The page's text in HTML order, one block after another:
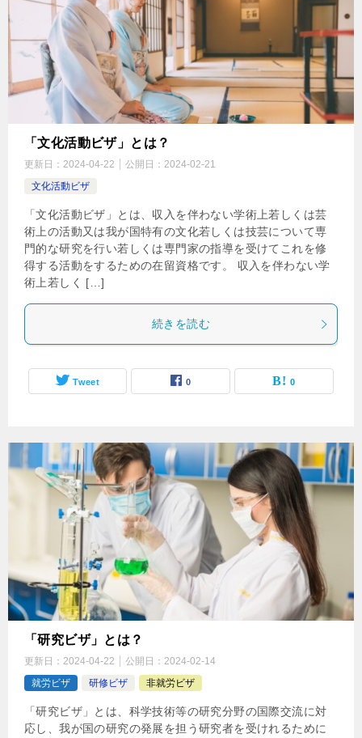
「文化活動ビザ」とは？
更新日： 2024-04-22 公開日： 2024-02-21
文化活動ビザ
「文化活動ビザ」とは、収入を伴わない学術上若しくは芸
術上の活動又は我が国特有の文化若しくは技芸について専
門的な研究を行い若しくは専門家の指導を受けてこれを修
得する活動をするための在留資格です。 収入を伴わない学
術上若しく […]
続きを読む
Tweet 0 0
「研究ビザ」とは？
更新日： 2024-04-22 公開日： 2024-02-14
就労ビザ
研修ビザ 非就労ビザ
「研究ビザ」とは、科学技術等の研究分野の国際交流に対
応し、我が国の研究の発展を担う研究者を受けれるために